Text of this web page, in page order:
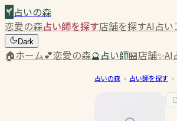
占いの森
恋愛の森占い師を探す店舗を探すAI占い
Dark
🏠ホーム💕恋愛の森🔮占い師🏪店舗✨AI
占いの森 › 占い師を探す ›